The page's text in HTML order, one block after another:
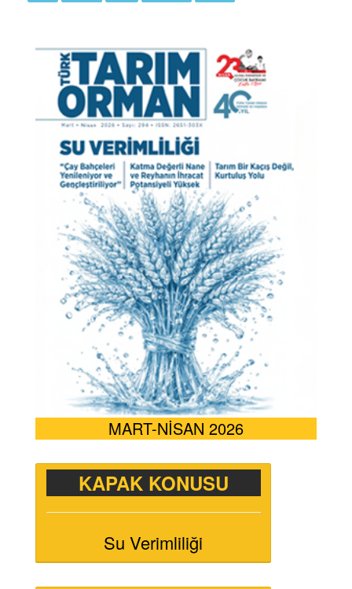
MART-NİSAN 2026
KAPAK KONUSU
Su Verimliliği